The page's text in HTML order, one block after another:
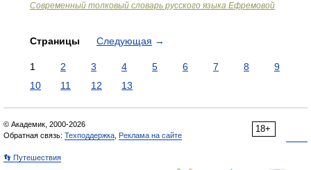
Современный толковый словарь русского языка Ефремовой
Страницы Следующая →
1 2 3 4 5 6 7 8
9
10
11 12 13
18+
© Академик, 2000-2026
Обратная связь: Техподдержка Реклама на сайте
👣 Путешествия